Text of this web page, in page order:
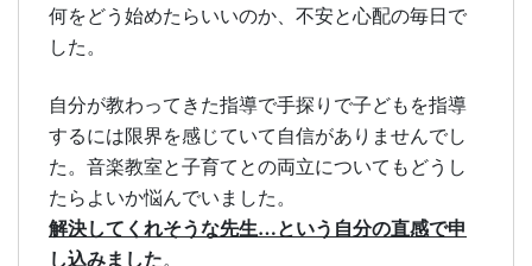
何をどう始めたらいいのか、不安と心配の毎日で
した。
自分が教わってきた指導で手探りで子どもを指導
するには限界を感じていて自信がありませんでし
た。音楽教室と子育てとの両立についてもどうし
たらよいか悩んでいました。
解決してくれそうな先生…という自分の直感で申
し込みました。